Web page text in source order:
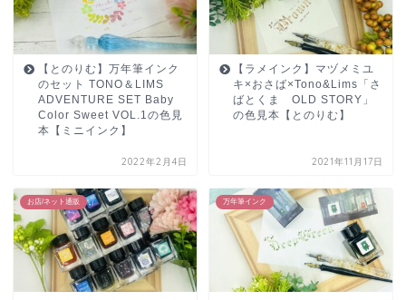
【とのりむ】万年筆インク
のセット TONO＆LIMS
ADVENTURE SET Baby
Color Sweet VOL.1の色見
本【ミニインク】
2022年2月4日
【ラメインク】マヅメミユ
キ×おさば×Tono&Lims「さ
ばとくま OLD STORY」
の色見本【とのりむ】
2021年11月17日
お店/ネット通販 万年筆インク